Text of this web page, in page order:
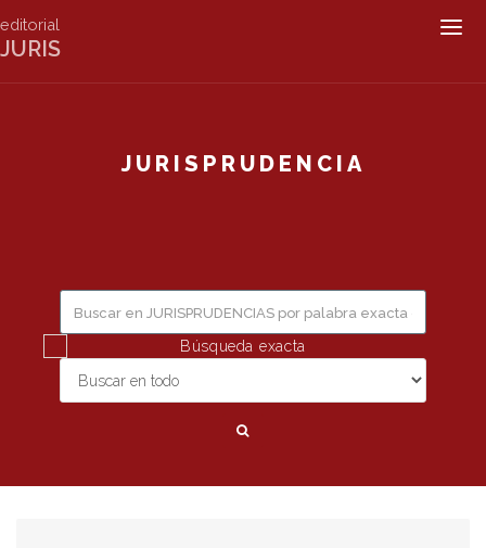
editorial
JURIS
JURISPRUDENCIA
Búsqueda exacta